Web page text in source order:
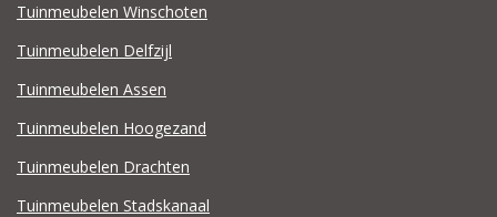
Tuinmeubelen Winschoten
Tuinmeubelen Delfzijl
Tuinmeubelen Assen
Tuinmeubelen Hoogezand
Tuinmeubelen Drachten
Tuinmeubelen Stadskanaal